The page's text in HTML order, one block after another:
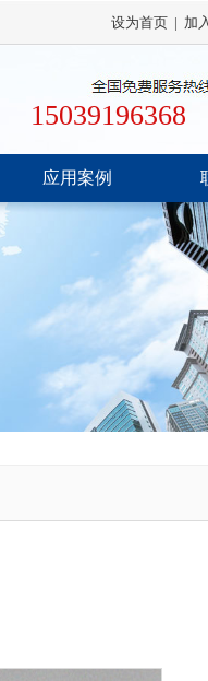
设为首页 | 加
15039196368
应用案例